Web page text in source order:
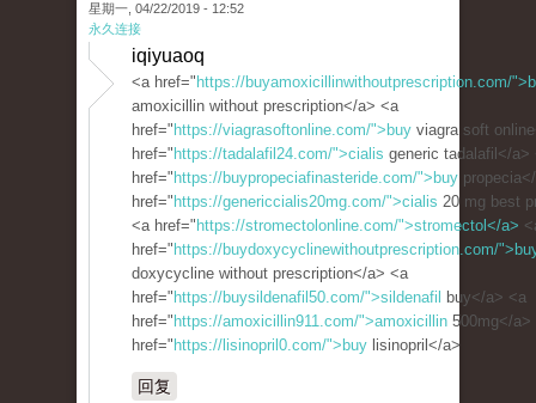
星期一, 04/22/2019 - 12:52
永久连接
iqiyuaoq
<a href=" https://buyamoxicillinwithoutprescription.com/
amoxicillin without prescription</a> <a
href=" https://viagrasoftonline.com/">buy viagra soft
href=" https://tadalafil24.com/">cialis generic tadalafil</a>
href=" https://buypropeciafinasteride.com/">buy
href=" https://genericcialis20mg.com/">cialis 20 mg best
<a href=" https://stromectolonline.com/">stromectol</a>
href=" https://buydoxycyclinewithoutprescription.com/
doxycycline without prescription</a> <a
href=" https://buysildenafil50.com/">sildenafil
buy</a> <a
href=" https://amoxicillin911.com/">amoxicillin 500mg</a>
href=" https://lisinopril0.com/">buy lisinopril</a>
回复